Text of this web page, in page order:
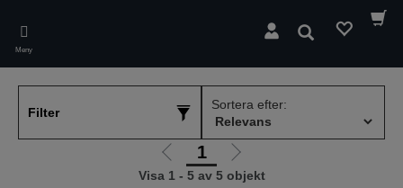
main
content
Meny
Sök
Filter
Sortera efter:
Gå
till
1
Gå
till
Visa 1 - 5 av 5 objekt